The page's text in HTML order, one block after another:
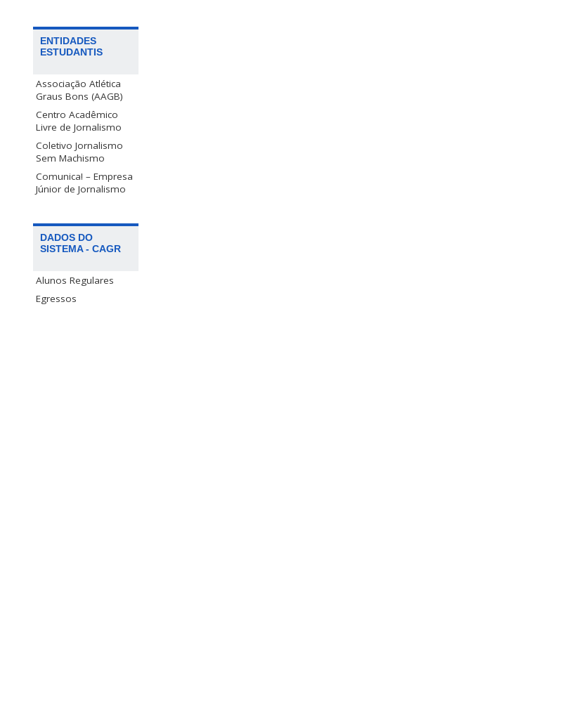
ENTIDADES
ESTUDANTIS
Associação Atlética
Graus Bons (AAGB)
Centro Acadêmico
Livre de Jornalismo
Coletivo Jornalismo
Sem Machismo
Comunica! – Empresa
Júnior de Jornalismo
DADOS DO
SISTEMA - CAGR
Alunos Regulares
Egressos